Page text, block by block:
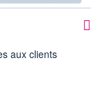
aux clients